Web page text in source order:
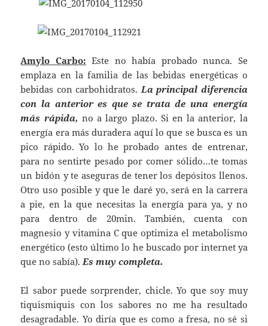
Amylo Carbo: Este no había probado nunca. Se
emplaza en la familia de las bebidas energéticas o
bebidas con carbohidratos. La principal diferencia
con la anterior es que se trata de una energía
más rápida, no a largo plazo. Si en la anterior, la
energía era más duradera aquí lo que se busca es un
pico rápido. Yo lo he probado antes de entrenar,
para no sentirte pesado por comer sólido…te tomas
un bidón y te aseguras de tener los depósitos llenos.
Otro uso posible y que le daré yo, será en la carrera
a pie, en la que necesitas la energía para ya, y no
para dentro de 20min. También, cuenta con
magnesio y vitamina C que optimiza el metabolismo
energético (esto último lo he buscado por internet ya
que no sabía). Es muy completa.
El sabor puede sorprender, chicle. Yo que soy muy
tiquismiquis con los sabores no me ha resultado
desagradable. Yo diría que es como a fresa, no sé si